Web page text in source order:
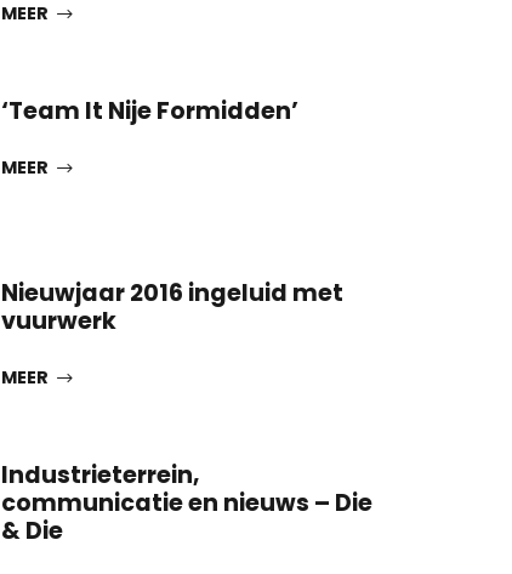
MEER
‘Team It Nije Formidden’
MEER
Nieuwjaar 2016 ingeluid met
vuurwerk
MEER
Industrieterrein,
communicatie en nieuws – Die
& Die